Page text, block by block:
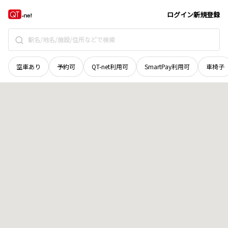
ログイン新規登録
空車あり 予約可 QT-net利用可 SmartPay利用可 車椅子
北海道